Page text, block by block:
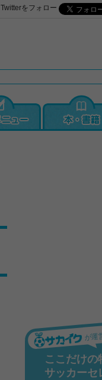
Twitterをフォロー
が運
ここだけの
サッカーセ